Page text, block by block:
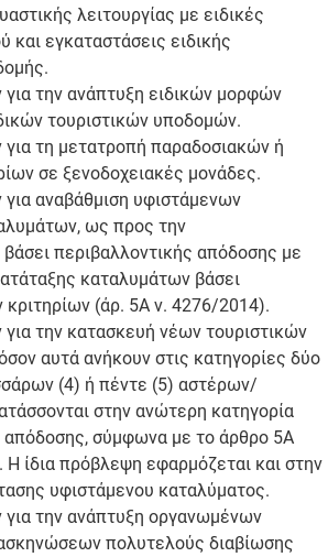
λειτουργίας με ειδικές
και εγκαταστάσεις ειδικής
την ανάπτυξη ειδικών μορφών
τουριστικών υποδομών.
τη μετατροπή παραδοσιακών ή
σε ξενοδοχειακές μονάδες.
αναβάθμιση υφιστάμενων
ως προς την
βάσει περιβαλλοντικής απόδοσης με
καταλυμάτων βάσει
κριτηρίων (άρ. 5Α ν. 4276/2014).
την κατασκευή νέων τουριστικών
αυτά ανήκουν στις κατηγορίες δύο
(4) ή πέντε (5) αστέρων/
στην ανώτερη κατηγορία
απόδοσης, σύμφωνα με το άρθρο 5Α
ίδια πρόβλεψη εφαρμόζεται και στην
υφιστάμενου καταλύματος.
για την ανάπτυξη οργανωμένων
πολυτελούς διαβίωσης